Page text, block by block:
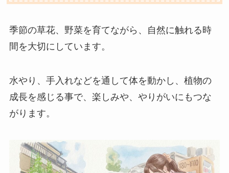
季節の草花、野菜を育てながら、自然に触れる時
間を大切にしています。
水やり、手入れなどを通して体を動かし、植物の
成長を感じる事で、楽しみや、やりがいにもつな
がります。